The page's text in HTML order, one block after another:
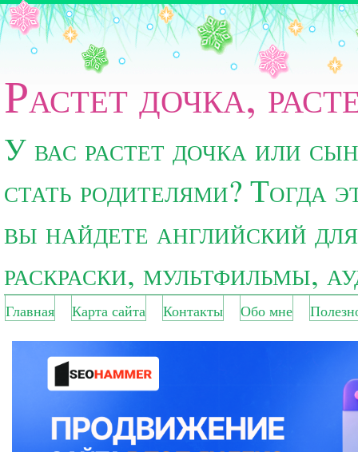
Растет дочка,
У вас растет дочка или
стать родителями? Тогда
вы найдете английский
раскраски, мультфильмы,
Главная Карта сайта Контакты Обо мне